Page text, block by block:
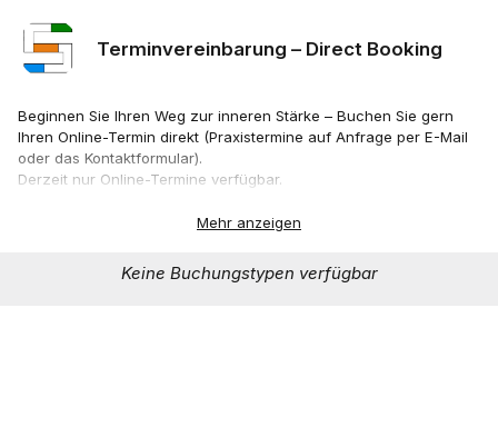
Terminvereinbarung – Direct Booking
Beginnen Sie Ihren Weg zur inneren Stärke – Buchen Sie gern
Ihren Online-Termin direkt (Praxistermine auf Anfrage per E-Mail
oder das Kontaktformular).
Derzeit nur Online-Termine verfügbar.
Start your journey to inner strength – You are welcome to book
e-mail or the contact form).
Currently only online appointments available.
Mehr anzeigen
Keine Buchungstypen verfügbar